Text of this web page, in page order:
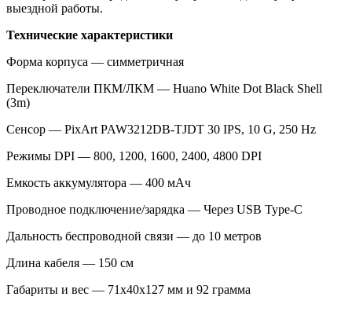
выездной работы.
Технические характеристики
Форма корпуса — симметричная
Переключатели ПКМ/ЛКМ — Huano White Dot Black Shell
(3m)
Сенсор — PixArt PAW3212DB-TJDT 30 IPS, 10 G, 250 Hz
Режимы DPI — 800, 1200, 1600, 2400, 4800 DPI
Емкость аккумулятора — 400 мАч
Проводное подключение/зарядка — Через USB Type-C
Дальность беспроводной связи — до 10 метров
Длина кабеля — 150 см
Габариты и вес — 71x40x127 мм и 92 грамма